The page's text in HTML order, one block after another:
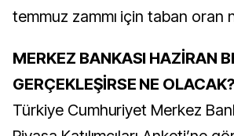
temmuz zammı için taban oran
MERKEZ BANKASI HAZİRAN
GERÇEKLEŞİRSE NE OLACAK?
Türkiye Cumhuriyet Merkez